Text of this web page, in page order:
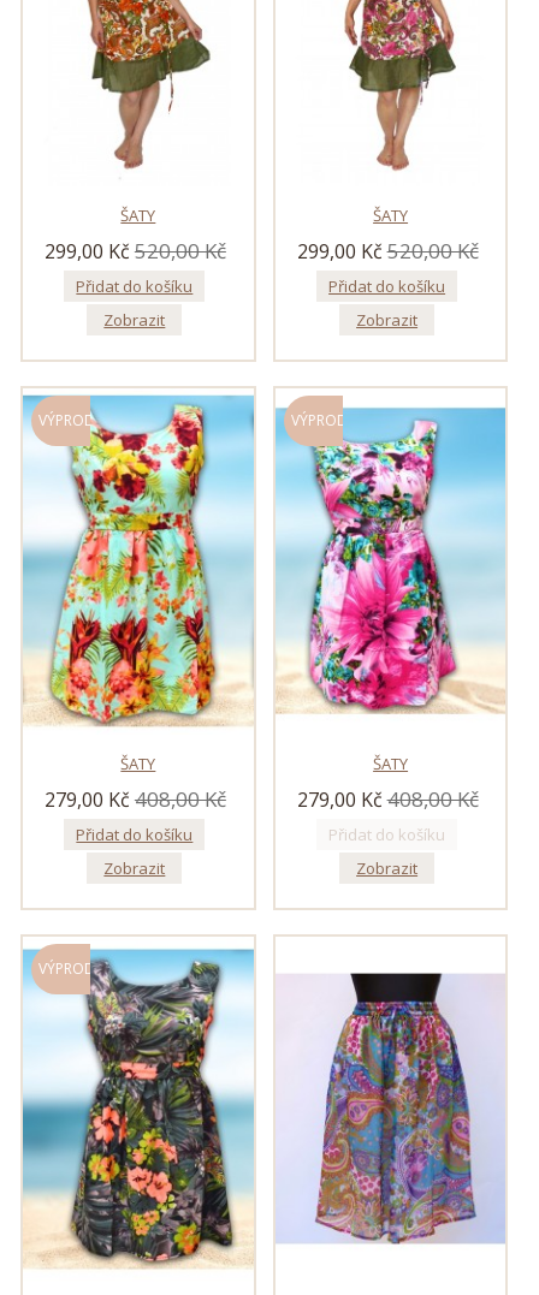
ŠATY
299,00 Kč 520,00 Kč
Přidat do košíku
Zobrazit
ŠATY
299,00 Kč 520,00 Kč
Přidat do košíku
Zobrazit
VÝPRODEJ!
ŠATY
279,00 Kč 408,00 Kč
Přidat do košíku
Zobrazit
VÝPRODEJ!
ŠATY
279,00 Kč 408,00 Kč
Přidat do košíku
Zobrazit
VÝPRODEJ!